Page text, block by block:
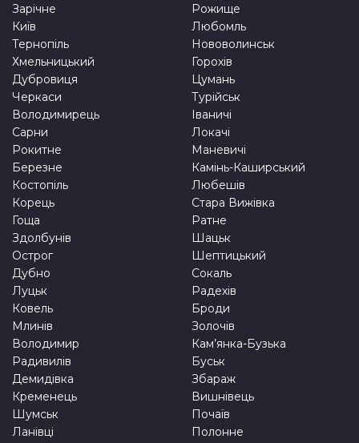
Зарічне
Київ
Тернопіль
Хмельницький
Дубровиця
Черкаси
Володимирець
Сарни
Рокитне
Березне
Костопіль
Корець
Гоща
Здолбунів
Острог
Дубно
Луцьк
Ковель
Млинів
Володимир
Радивилів
Демидівка
Кременець
Шумськ
Ланівці
Рожище
Любомль
Нововолинськ
Горохів
Цумань
Турійськ
Іваничі
Локачі
Маневичі
Камінь-Каширський
Любешів
Стара Вижівка
Ратне
Шацьк
Шептицький
Сокаль
Радехів
Броди
Золочів
Кам’янка-Бузька
Буськ
Збараж
Вишнівець
Почаїв
Полонне